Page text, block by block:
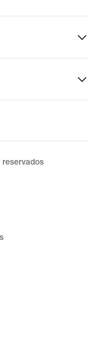
reservados